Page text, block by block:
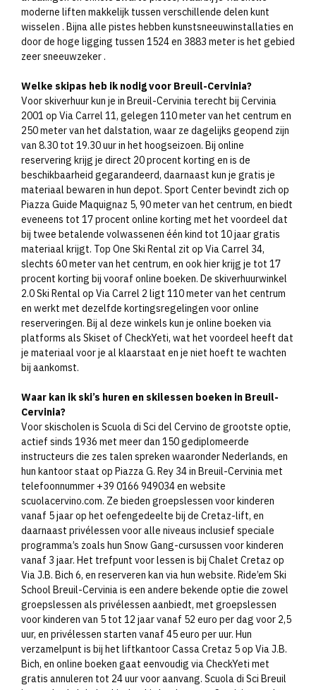
moderne liften makkelijk tussen verschillende delen kunt
wisselen ​. Bijna alle pistes hebben kunstsneeuwinstallaties en
door de hoge ligging tussen 1524 en 3883 meter is het gebied
zeer sneeuwzeker ​.
Welke skipas heb ik nodig voor Breuil-Cervinia?
Voor skiverhuur kun je in Breuil-Cervinia terecht bij Cervinia
2001 op Via Carrel 11, gelegen 110 meter van het centrum en
250 meter van het dalstation, waar ze dagelijks geopend zijn
van 8.30 tot 19.30 uur in het hoogseizoen. Bij online
reservering krijg je direct 20 procent korting en is de
beschikbaarheid gegarandeerd, daarnaast kun je gratis je
materiaal bewaren in hun depot. Sport Center bevindt zich op
Piazza Guide Maquignaz 5, 90 meter van het centrum, en biedt
eveneens tot 17 procent online korting met het voordeel dat
bij twee betalende volwassenen één kind tot 10 jaar gratis
materiaal krijgt. Top One Ski Rental zit op Via Carrel 34,
slechts 60 meter van het centrum, en ook hier krijg je tot 17
procent korting bij vooraf online boeken. De skiverhuurwinkel
2.0 Ski Rental op Via Carrel 2 ligt 110 meter van het centrum
en werkt met dezelfde kortingsregelingen voor online
reserveringen. Bij al deze winkels kun je online boeken via
platforms als Skiset of CheckYeti, wat het voordeel heeft dat
je materiaal voor je al klaarstaat en je niet hoeft te wachten
bij aankomst.​
Waar kan ik ski’s huren en skilessen boeken in Breuil-
Cervinia?
Voor skischolen is Scuola di Sci del Cervino de grootste optie,
actief sinds 1936 met meer dan 150 gediplomeerde
instructeurs die zes talen spreken waaronder Nederlands, en
hun kantoor staat op Piazza G. Rey 34 in Breuil-Cervinia met
telefoonnummer +39 0166 949034 en website
scuolacervino.com. Ze bieden groepslessen voor kinderen
vanaf 5 jaar op het oefengedeelte bij de Cretaz-lift, en
daarnaast privélessen voor alle niveaus inclusief speciale
programma’s zoals hun Snow Gang-cursussen voor kinderen
vanaf 3 jaar. Het trefpunt voor lessen is bij Chalet Cretaz op
Via J.B. Bich 6, en reserveren kan via hun website. Ride’em Ski
School Breuil-Cervinia is een andere bekende optie die zowel
groepslessen als privélessen aanbiedt, met groepslessen
voor kinderen van 5 tot 12 jaar vanaf 52 euro per dag voor 2,5
uur, en privélessen starten vanaf 45 euro per uur. Hun
verzamelpunt is bij het liftkantoor Cassa Cretaz 5 op Via J.B.
Bich, en online boeken gaat eenvoudig via CheckYeti met
gratis annuleren tot 24 uur voor aanvang. Scuola di Sci Breuil